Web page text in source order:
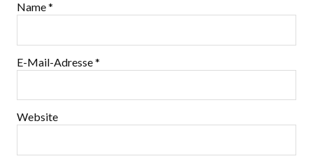
Name*
E-Mail-Adresse*
Website